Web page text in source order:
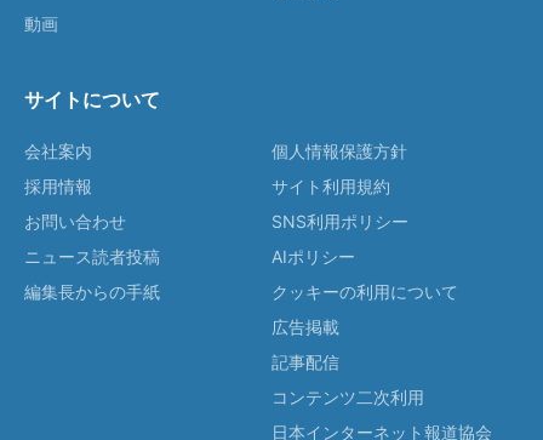
動画
サイトについて
会社案内
採用情報
お問い合わせ
ニュース読者投稿
編集長からの手紙
個人情報保護方針
サイト利用規約
SNS利用ポリシー
AIポリシー
クッキーの利用について
広告掲載
記事配信
コンテンツ二次利用
日本インターネット報道協会